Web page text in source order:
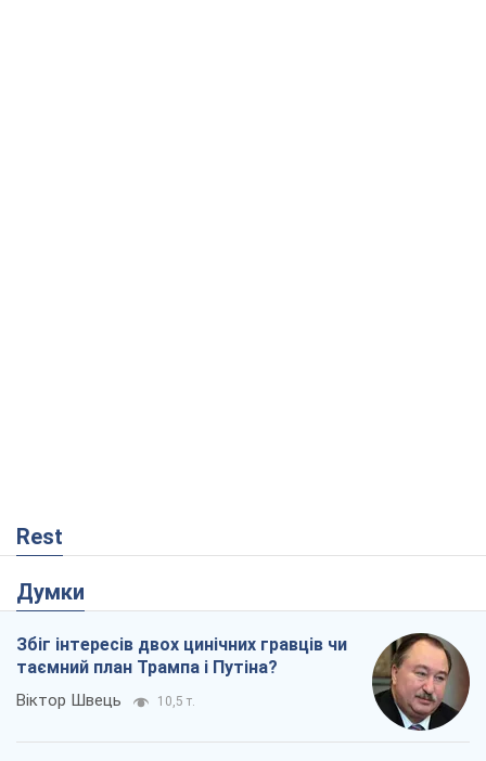
Rest
Думки
Збіг інтересів двох цинічних гравців чи
таємний план Трампа і Путіна?
Віктор Швець 10,5 т.